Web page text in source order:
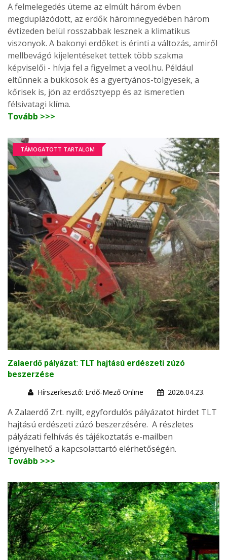
A felmelegedés üteme az elmúlt három évben
megduplázódott, az erdők háromnegyedében három
évtizeden belül rosszabbak lesznek a klimatikus
viszonyok. A bakonyi erdőket is érinti a változás, amiről
mellbevágó kijelentéseket tettek több szakma
képviselői - hívja fel a figyelmet a veol.hu. Például
eltűnnek a bükkösök és a gyertyános-tölgyesek, a
kőrisek is, jön az erdősztyepp és az ismeretlen
félsivatagi klíma.
Tovább >>>
TÁMOGATOTT TARTALOM
Zalaerdő pályázat: TLT hajtású erdészeti zúzó
beszerzése
Hírszerkesztő: Erdő-Mező Online
2026.04.23.
A Zalaerdő Zrt. nyílt, egyfordulós pályázatot hirdet TLT
hajtású erdészeti zúzó beszerzésére. A részletes
pályázati felhívás és tájékoztatás e-mailben
igényelhető a kapcsolattartó elérhetőségén.
Tovább >>>